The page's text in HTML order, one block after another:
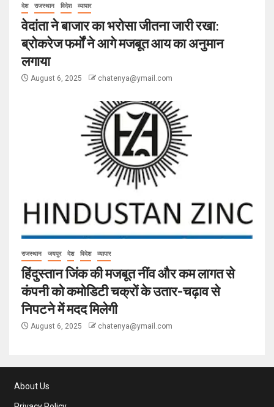
देश राजस्थान विदेश व्यापार
वेदांता ने बाजार का भरोसा जीतना जारी रखा:
ब्रोकरेज फर्मों ने आगे मजबूत आय का अनुमान
लगाया
August 6, 2025 chatenya@ymail.com
राजस्थान जयपुर देश विदेश व्यापार
हिंदुस्तान जिंक की मजबूत नींव और कम लागत से
कंपनी को कमोडिटी चक्रों के उतार-चढ़ाव से
निपटने में मदद मिलेगी
August 6, 2025 chatenya@ymail.com
About Us